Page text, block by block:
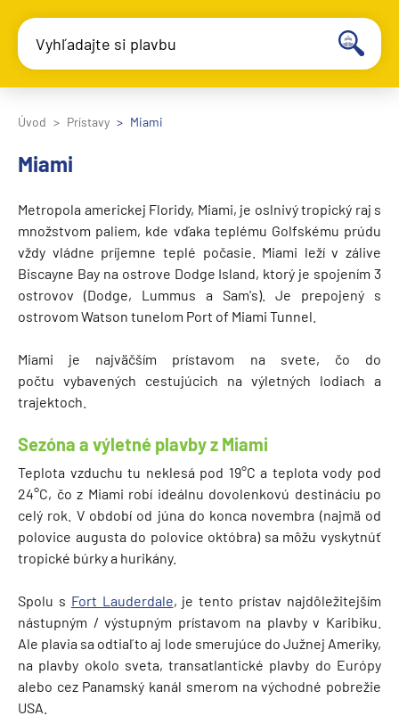
Vyhľadajte si plavbu
Úvod Prístavy Miami
Miami
Metropola americkej Floridy, Miami, je oslnivý tropický raj s
množstvom paliem, kde vďaka teplému Golfskému prúdu
vždy vládne príjemne teplé počasie. Miami leží v zálive
Biscayne Bay na ostrove Dodge Island, ktorý je spojením 3
ostrovov (Dodge, Lummus a Sam's). Je prepojený s
ostrovom Watson tunelom Port of Miami Tunnel.
Miami je najväčším prístavom na svete, čo do
počtu vybavených cestujúcich na výletných lodiach a
trajektoch.
Sezóna a výletné plavby z Miami
Teplota vzduchu tu neklesá pod 19°C a teplota vody pod
24°C, čo z Miami robí ideálnu dovolenkovú destináciu po
celý rok. V období od júna do konca novembra (najmä od
polovice augusta do polovice októbra) sa môžu vyskytnúť
tropické búrky a hurikány.
Spolu s Fort Lauderdale, je tento prístav najdôležitejším
nástupným / výstupným prístavom na plavby v Karibiku.
Ale plavia sa odtiaľto aj lode smerujúce do Južnej Ameriky,
na plavby okolo sveta, transatlantické plavby do Európy
alebo cez Panamský kanál smerom na východné pobrežie
USA.